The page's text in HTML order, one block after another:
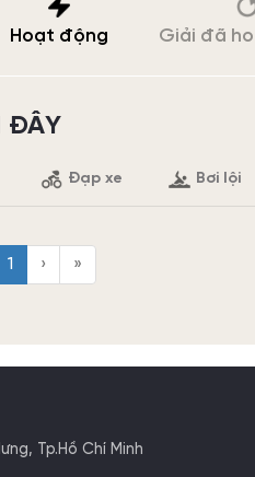
Hoạt động Giải đã
ĐÂY
Đạp xe Bơi lội
1 › »
Tp.Hồ Chí Minh